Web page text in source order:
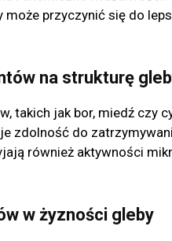
przyczynić się do
na strukturę
takich jak bor, miedź czy
zdolność do
również aktywności
w żyzności gleby